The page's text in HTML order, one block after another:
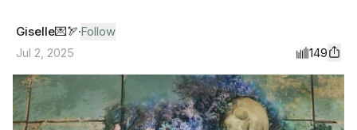
Giselle💌🏹 Follow
Jul 2, 2025
149